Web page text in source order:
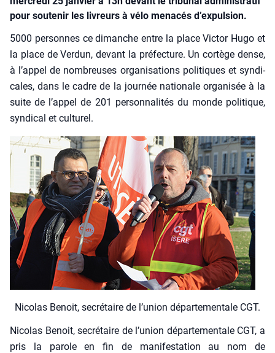
pour soutenir les livreurs à vélo menacés d’expulsion.
5000 per­sonnes ce dimanche entre la place Vic­tor Hugo et
la place de Ver­dun, devant la pré­fec­ture. Un cor­tège dense,
à l’appel de nom­breuses orga­ni­sa­tions poli­tiques et syn­di­
cales, dans le cadre de la jour­née natio­nale orga­ni­sée à la
suite de l’appel de 201 per­son­na­li­tés du monde poli­tique,
syn­di­cal et cultu­rel.
Nico­las Benoit, secré­taire de l’u­nion dépar­te­men­tale CGT.
Nico­las Benoit, secré­taire de l’union dépar­te­men­tale CGT, a
pris la parole en fin de mani­fes­ta­tion au nom de